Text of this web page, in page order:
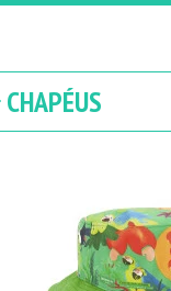
CHAPÉUS